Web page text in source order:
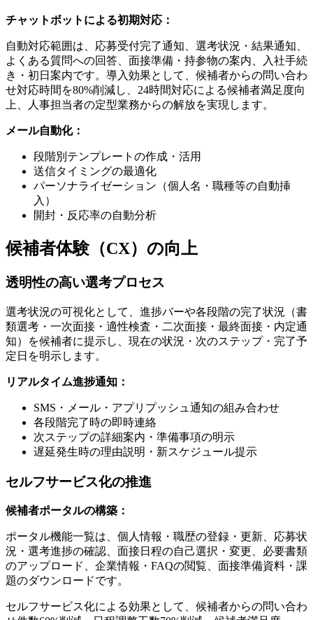
チャットボットによる初期対応：
自動対応範囲は、応募受付完了通知、選考状況・結果通知、
よくある質問への回答、面接準備・持参物の案内、入社手続
き・初日案内です。導入効果として、候補者からの問い合わ
せ対応時間を80%削減し、24時間対応による候補者満足度向
上、人事担当者の定型業務からの解放を実現します。
メール自動化：
段階別テンプレートの作成・活用
送信タイミングの最適化
パーソナライゼーション（個人名・職種等の自動挿
入）
開封・反応率の自動分析
候補者体験（CX）の向上
透明性の高い選考プロセス
選考状況の可視化として、進捗バーや各段階の完了状況（書
類選考・一次面接・適性検査・二次面接・最終面接・内定通
知）を候補者に提示し、現在の状況・次のステップ・完了予
定日を明示します。
リアルタイム進捗通知：
SMS・メール・アプリプッシュ通知の組み合わせ
各段階完了時の即時連絡
次ステップの詳細案内・準備事項の明示
遅延発生時の理由説明・新スケジュール提示
セルフサービス化の推進
候補者ポータルの構築：
ポータル機能一覧は、個人情報・職歴の登録・更新、応募状
況・選考進捗の確認、面接日程の自己選択・変更、必要書類
のアップロード、企業情報・FAQの閲覧、面接準備資料・課
題のダウンロードです。
セルフサービス化による効果として、候補者からの問い合わ